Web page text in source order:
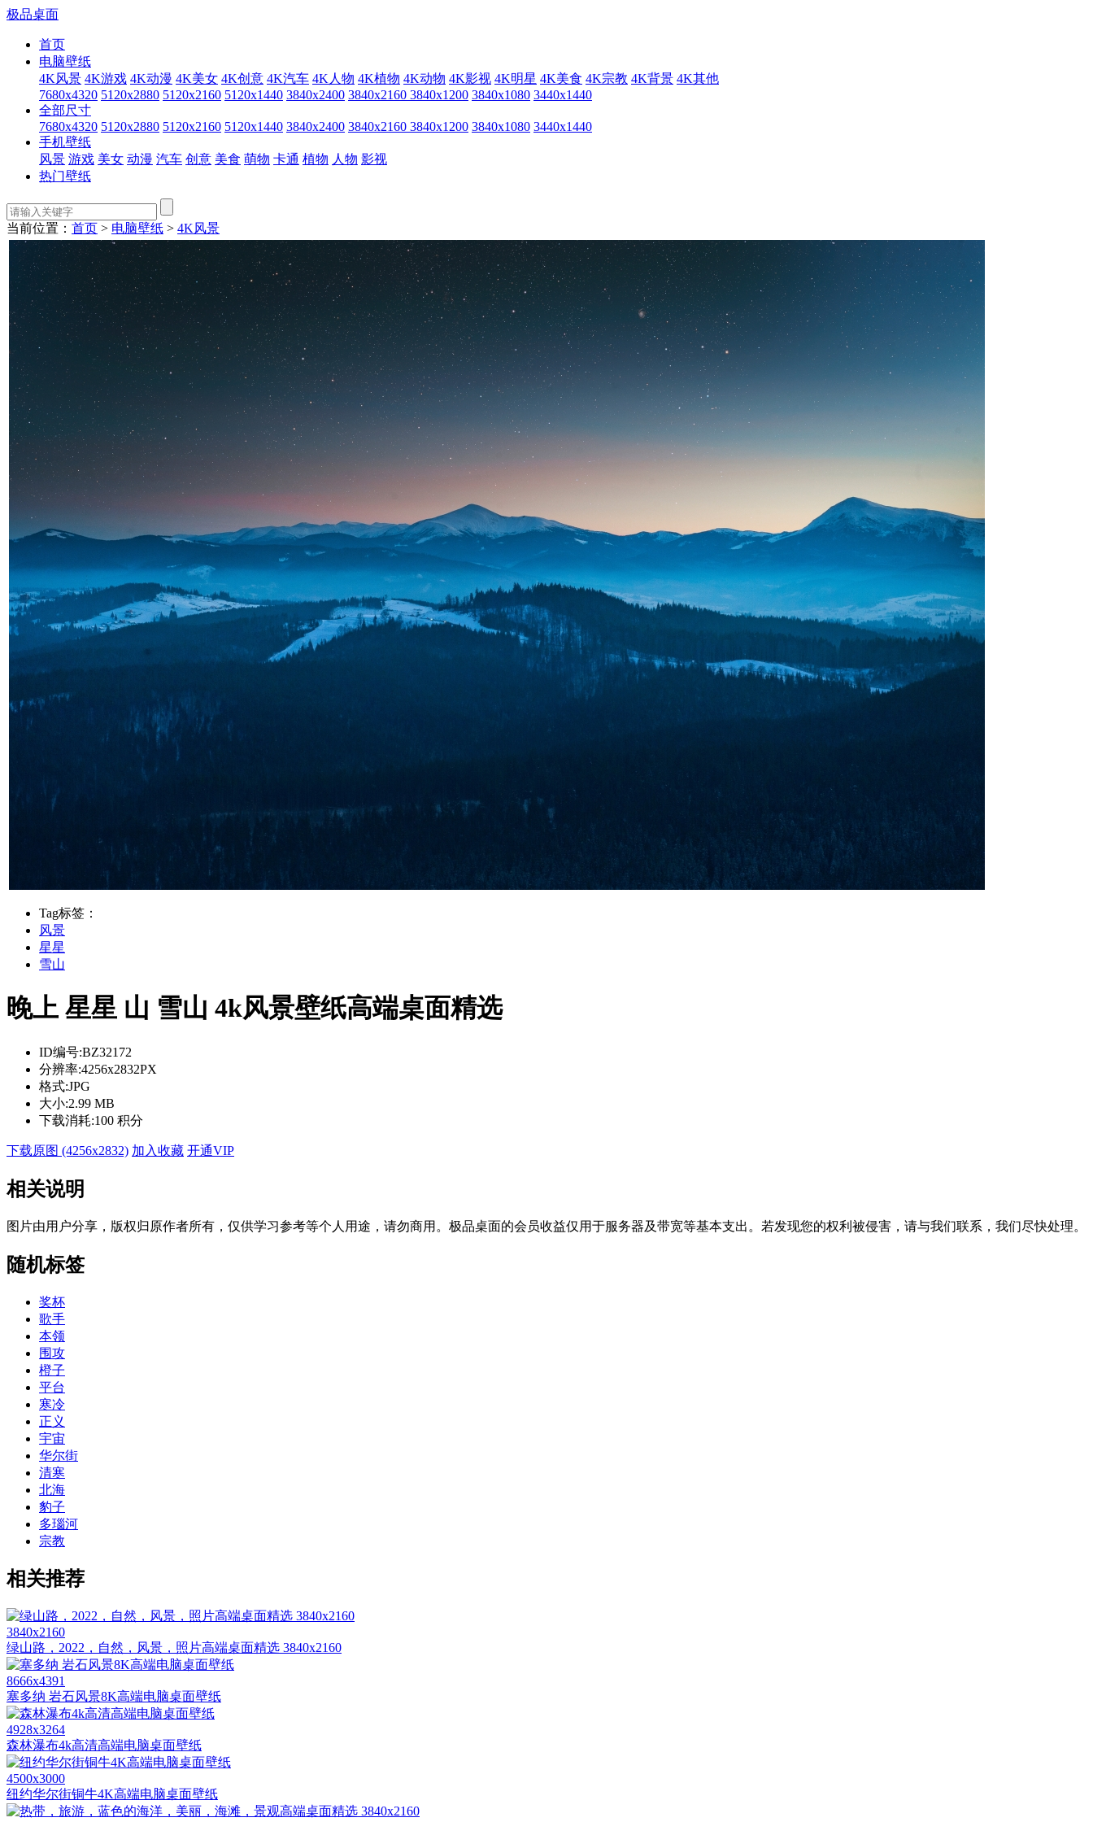
极品桌面
首页
电脑壁纸
4K风景 4K游戏 4K动漫 4K美女 4K创意 4K汽车 4K人物 4K植物 4K动物 4K影视 4K明星 4K美食 4K宗教 4K背景 4K其他
7680x4320 5120x2880 5120x2160 5120x1440 3840x2400 3840x2160 3840x1200 3840x1080 3440x1440
全部尺寸
7680x4320 5120x2880 5120x2160 5120x1440 3840x2400 3840x2160 3840x1200 3840x1080 3440x1440
手机壁纸
风景 游戏 美女 动漫 汽车 创意 美食 萌物 卡通 植物 人物 影视
热门壁纸
当前位置： 首页 > 电脑壁纸 > 4K风景
Tag标签：
风景
星星
雪山
晚上 星星 山 雪山 4k风景壁纸高端桌面精选
ID编号:BZ32172
分辨率:4256x2832PX
格式:JPG
大小:2.99 MB
下载消耗:100 积分
下载原图 (4256x2832) 加入收藏 开通VIP
相关说明
图片由用户分享，版权归原作者所有，仅供学习参考等个人用途，请勿商用。极品桌面的会员收益仅用于服务器及带宽等基本支出。若发现您的权利被侵害，请与我们联系，我们尽快处理。
随机标签
奖杯
歌手
本领
围攻
橙子
平台
寒冷
正义
宇宙
华尔街
清寒
北海
豹子
多瑙河
宗教
相关推荐
3840x2160
绿山路，2022，自然，风景，照片高端桌面精选 3840x2160
8666x4391
塞多纳 岩石风景8K高端电脑桌面壁纸
4928x3264
森林瀑布4k高清高端电脑桌面壁纸
4500x3000
纽约华尔街铜牛4K高端电脑桌面壁纸